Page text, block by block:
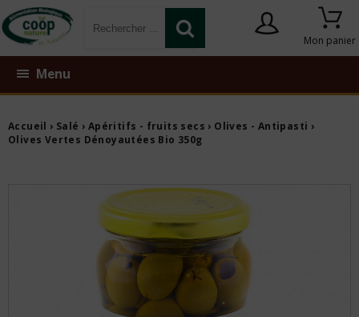
Mon panier
Menu
Accueil › Salé › Apéritifs - fruits secs › Olives - Antipasti ›
Olives Vertes Dénoyautées Bio 350g